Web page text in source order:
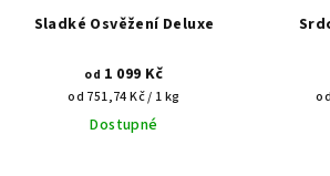
Sladké Osvěžení Deluxe
od 1 099 Kč
Měrná
cena:
od 751,74 Kč / 1 kg
Dostupné